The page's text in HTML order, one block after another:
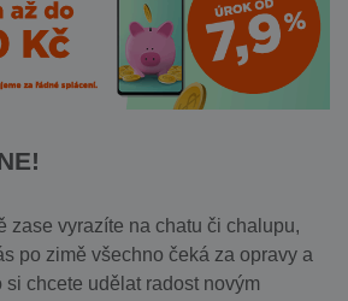
zase vyrazíte na chatu či chalupu,
po zimě všechno čeká za opravy a
chcete udělat radost novým